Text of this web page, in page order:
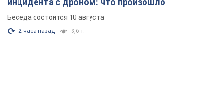
инцидента с дроном: что произошло
Беседа состоится 10 августа
2 часа назад 3,6 т.